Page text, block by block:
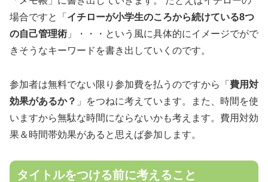
場合ですと「 イチローが小学生のころから続けている8つ
の自己管理術 」・・・という風に具体的にイメージでがで
きそうなキーワードを書き出していくのです。
参加者は無料でない限り参加費を払うのですから「 費用対
効果があるか？ 」をつねに考えています。また、時間を使
いますから無駄な時間にならないかも考えます。費用対効
果＆時間帯効果があると思えば参加します。
タイトルをつける前に考えること